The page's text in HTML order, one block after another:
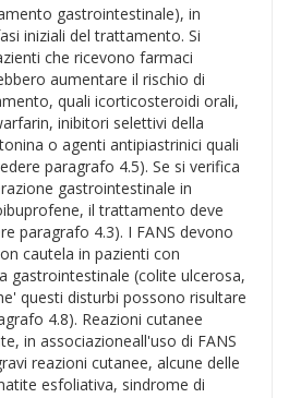
gastrointestinale), in
iniziali del trattamento. Si
che ricevono farmaci
aumentare il rischio di
quali icorticosteroidi orali,
inibitori selettivi della
o agenti antipiastrinici quali
paragrafo 4.5). Se si verifica
gastrointestinale in
il trattamento deve
paragrafo 4.3). I FANS devono
cautela in pazienti con
gastrointestinale (colite ulcerosa,
questi disturbi possono risultare
4.8). Reazioni cutanee
in associazioneall'uso di FANS
reazioni cutanee, alcune delle
esfoliativa, sindrome di